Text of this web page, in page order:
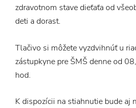
zdravotnom stave dieťaťa od
deti a dorast.
Tlačivo si môžete vyzdvihnúť u
zástupkyne pre ŠMŠ denne od
hod.
K dispozícii na stiahnutie bude aj